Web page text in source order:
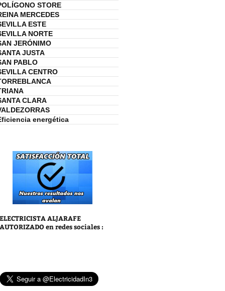
STORE
MERCEDES
ESTE
NORTE
JERÓNIMO
JUSTA
PABLO
CENTRO
CLARA
energética
ELECTRICISTA ALJARAFE
AUTORIZADO en redes sociales :